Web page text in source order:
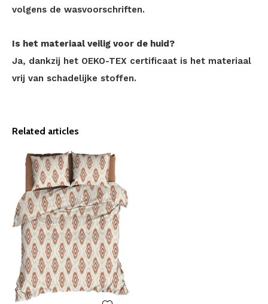
volgens de wasvoorschriften.
Is het materiaal veilig voor de huid?
Ja, dankzij het OEKO-TEX certificaat is het materiaal
vrij van schadelijke stoffen.
Related articles